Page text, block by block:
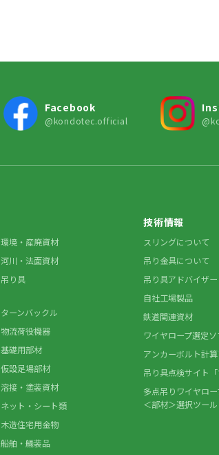
Facebook
@kondotec.official
環境・産廃資材
河川・法面資材
吊り具
ターンバックル
物流荷役機器
基礎用部材
仮設足場部材
溶接・塗装資材
ネット・シート類
木造住宅用金物
船舶・艤装品
技術情報
スリングについて
吊り金具について
吊り具アドバイザー
自社工場製品
鉄道関連資材
ワイヤロープ選定ソ
アンカーボルト計
吊り具点検サイト「
多点吊りワイヤロ
＜部材＞選択ツール